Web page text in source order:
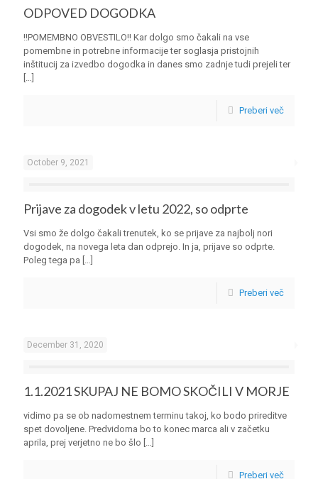
ODPOVED DOGODKA
!!POMEMBNO OBVESTILO!! Kar dolgo smo čakali na vse
pomembne in potrebne informacije ter soglasja pristojnih
inštitucij za izvedbo dogodka in danes smo zadnje tudi prejeli ter
[…]
Preberi več
October 9, 2021
Prijave za dogodek v letu 2022, so odprte
Vsi smo že dolgo čakali trenutek, ko se prijave za najbolj nori
dogodek, na novega leta dan odprejo. In ja, prijave so odprte.
Poleg tega pa […]
Preberi več
December 31, 2020
1.1.2021 SKUPAJ NE BOMO SKOČILI V MORJE
vidimo pa se ob nadomestnem terminu takoj, ko bodo prireditve
spet dovoljene. Predvidoma bo to konec marca ali v začetku
aprila, prej verjetno ne bo šlo […]
Preberi več